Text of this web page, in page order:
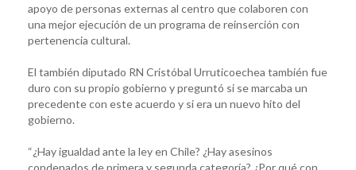
apoyo de personas externas al centro que colaboren con
una mejor ejecución de un programa de reinserción con
pertenencia cultural.
El también diputado RN Cristóbal Urruticoechea también fue
duro con su propio gobierno y preguntó si se marcaba un
precedente con este acuerdo y si era un nuevo hito del
gobierno.
“¿Hay igualdad ante la ley en Chile? ¿Hay asesinos
condenados de primera y segunda categoría? ¿Por qué con